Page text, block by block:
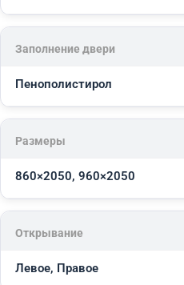
Заполнение двери
Пенополистирол
Размеры
860×2050, 960×2050
Открывание
Левое, Правое